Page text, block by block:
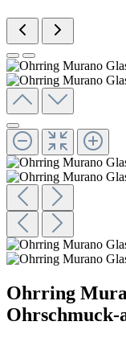
Ohrring
Ohrschmuck-